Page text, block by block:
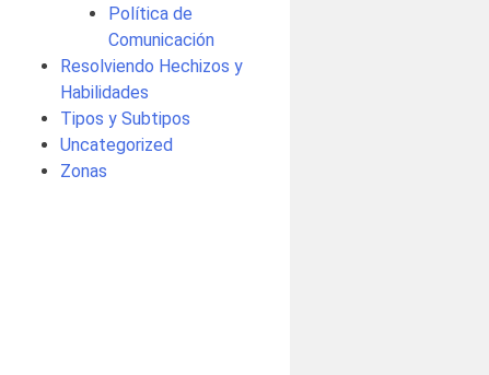
Política de
Comunicación
Resolviendo Hechizos y
Habilidades
Tipos y Subtipos
Uncategorized
Zonas